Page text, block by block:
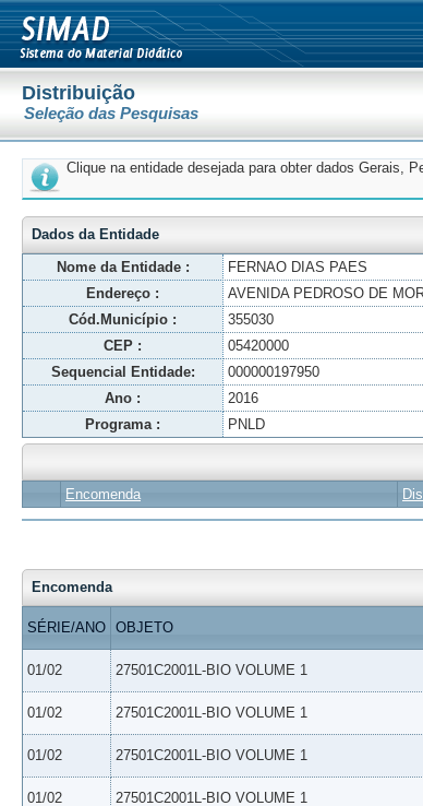
Distribuição
Seleção das Pesquisas
Clique na entidade desejada para obter dados Gerais,
Dados da Entidade
Nome da Entidade :
FERNAO DIAS PAES
Endereço :
AVENIDA PEDROSO DE
Cód.Município :
355030
CEP :
05420000
Sequencial Entidade:
000000197950
Ano :
2016
Programa :
PNLD
Encomenda
Encomenda
SÉRIE/ANO OBJETO
01/02 27501C2001L-BIO VOLUME 1
01/02 27501C2001L-BIO VOLUME 1
01/02 27501C2001L-BIO VOLUME 1
01/02 27501C2001L-BIO VOLUME 1